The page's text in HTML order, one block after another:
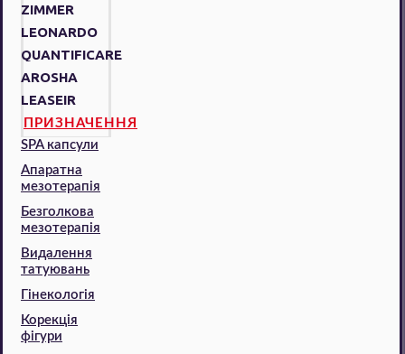
ZIMMER
LEONARDO
QUANTIFICARE
AROSHA
LEASEIR
ПРИЗНАЧЕННЯ
SPA капсули
Апаратна
мезотерапія
Безголкова
мезотерапія
Видалення
татуювань
Гінекологія
Корекція
фігури